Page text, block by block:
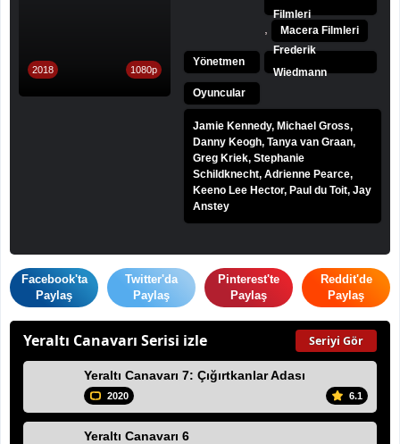
2018 1080p
Filmleri
Macera Filmleri
Yönetmen
Frederik
Wiedmann
Oyuncular
Jamie Kennedy, Michael Gross,
Danny Keogh, Tanya van Graan,
Greg Kriek, Stephanie
Schildknecht, Adrienne Pearce,
Keeno Lee Hector, Paul du Toit, Jay
Anstey
Facebook'ta
Paylaş
Twitter'da
Paylaş
Pinterest'te
Paylaş
Reddit'de
Paylaş
Yeraltı Canavarı Serisi izle Seriyi Gör
Yeraltı Canavarı 7: Çığırtkanlar Adası
2020 6.1
Yeraltı Canavarı 6